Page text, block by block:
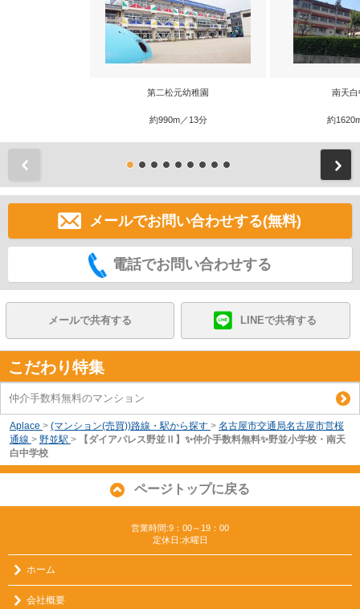
第二松元幼稚園
約990m／13分
南天白
約
メールでお問い合わせする(無料)
電話でお問い合わせする
メールで共有する LINEで共有する
こだわり特集
仲介手数料無料のマンション
Aplace > (マンション(売買))路線・駅から探す > 名古屋市交通局名古屋市営桜
通線 > 野並駅 >
【ダイアパレス野並Ⅱ】✨️仲介手数料無料✨️野並小学校・南天
白中学校
ページトップに戻る
営業時間:9：00～19：00
定休日:水曜日
ホーム
会社概要